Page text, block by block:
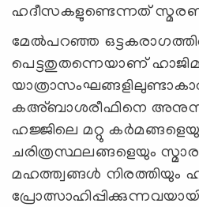
ഹദീസകളുണ്ടെന്നത്
മേല്‍പറഞ്ഞ
പെട്ടതുതന്നെയാണ്
കഅ്ബാശരീഫിനെ
ഹജ്ജിലെ മറ്റു
ചരിത്രസ്ഥലങ്ങളെയും
മഹത്ത്വങ്ങള്‍ നിരത്തിയും